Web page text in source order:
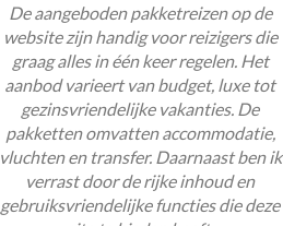
De aangeboden pakketreizen op de
website zijn handig voor reizigers die
graag alles in één keer regelen. Het
aanbod varieert van budget, luxe tot
gezinsvriendelijke vakanties. De
pakketten omvatten accommodatie,
vluchten en transfer. Daarnaast ben ik
verrast door de rijke inhoud en
gebruiksvriendelijke functies die deze